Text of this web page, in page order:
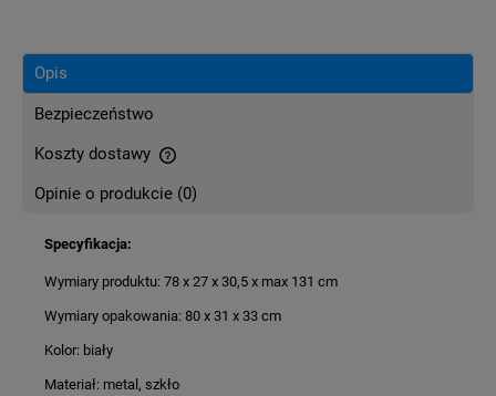
Opis
Bezpieczeństwo
Koszty dostawy
Cena nie zawiera ewentualnych kosztów płatności
Opinie o produkcie (0)
Specyfikacja:
Wymiary produktu: 78 x 27 x 30,5 x max 131 cm
Wymiary opakowania: 80 x 31 x 33 cm
Kolor: biały
Materiał: metal, szkło